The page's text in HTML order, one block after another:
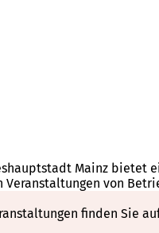
Mainz bietet
von
finden Sie